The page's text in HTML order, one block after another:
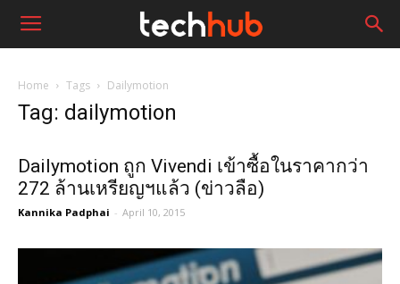
Home Tags Dailymotion
Tag: dailymotion
Dailymotion ถูก Vivendi เข้าซื้อในราคากว่า
272 ล้านเหรียญฯแล้ว (ข่าวลือ)
Kannika Padphai - April 10, 2015